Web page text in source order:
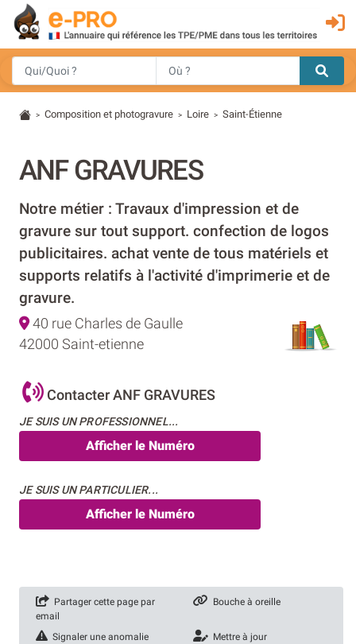
> Composition et photogravure > Loire > Saint-Étienne
ANF GRAVURES
Notre métier : Travaux d'impression et de
gravure sur tout support. confection de logos
publicitaires. achat vente de tous matériels et
supports relatifs à l'activité d'imprimerie et de
gravure.
40 rue Charles de Gaulle
42000 Saint-etienne
Contacter ANF GRAVURES
JE SUIS UN PROFESSIONNEL...
Afficher le Numéro
JE SUIS UN PARTICULIER...
Afficher le Numéro
Partager cette page par
email
Bouche à oreille
Signaler une anomalie Mettre à jour